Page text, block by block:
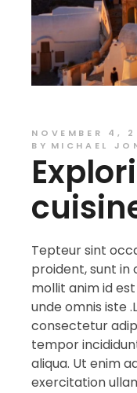
NOVEMBER 4,
BY MICHAEL
Tepteur sint
proident, sunt in
mollit anim id
unde omnis iste
consectetur
tempor
aliqua. Ut enim
exercitation